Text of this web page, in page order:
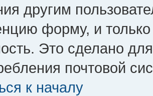
другим
форму, и
Это сделано
почтовой
к началу